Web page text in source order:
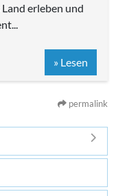
erleben und
» Lesen
permalink